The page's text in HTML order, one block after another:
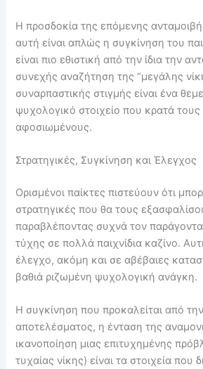
Η προσδοκία της επόμενης
αυτή είναι απλώς η συγκίνηση του
είναι πιο εθιστική από την ίδια την
συνεχής αναζήτηση της “μεγάλης
συναρπαστικής στιγμής είναι ένα
ψυχολογικό στοιχείο που κρατά τους
αφοσιωμένους.
Στρατηγικές, Συγκίνηση και Έλεγχος
Ορισμένοι παίκτες πιστεύουν ότι
στρατηγικές που θα τους
παραβλέποντας συχνά τον
τύχης σε πολλά παιχνίδια καζίνο.
έλεγχο, ακόμη και σε αβέβαιες
βαθιά ριζωμένη ψυχολογική ανάγκη.
Η συγκίνηση που προκαλείται από
αποτελέσματος, η ένταση της
ικανοποίηση μιας επιτυχημένης
τυχαίας νίκης) είναι τα στοιχεία που